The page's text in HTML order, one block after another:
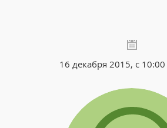
16 декабря 2015, с